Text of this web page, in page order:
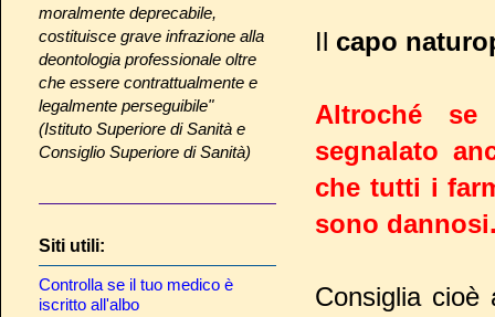
Il capo
Altroché
segnalato
che tutti i
sono
Consiglia
moralmente deprecabile,
costituisce grave infrazione alla
deontologia professionale oltre
che essere contrattualmente e
legalmente perseguibile"
(Istituto Superiore di Sanità e
Consiglio Superiore di Sanità)
Siti utili:
Controlla se il tuo medico è
iscritto all'albo